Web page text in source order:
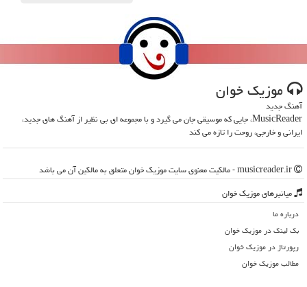
موزیك خوان
آهنگ جدید
MusicReader، جایی که موسیقی جان می گیرد و با مجموعه ای بی نظیر از آهنگ های جدید،
ایرانی و خارجی، روحت را تازه می کند
میانبرهای موزیك خوان
درباره ما
بک لینک در موزیك خوان
رپورتاژ در موزیك خوان
مطالب موزیك خوان